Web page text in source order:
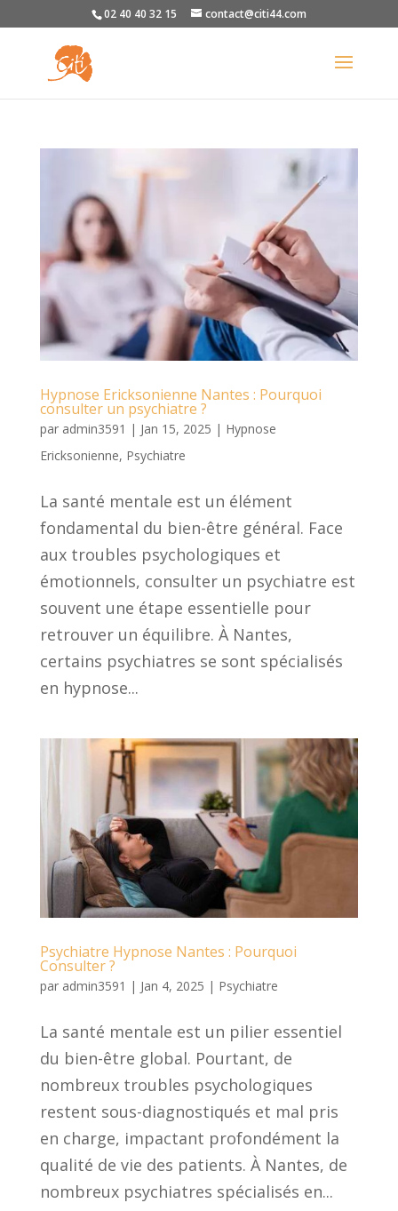
02 40 40 32 15 contact@citi44.com
Hypnose Ericksonienne Nantes : Pourquoi
consulter un psychiatre ?
par admin3591 | Jan 15, 2025 | Hypnose
Ericksonienne, Psychiatre
La santé mentale est un élément
fondamental du bien-être général. Face
aux troubles psychologiques et
émotionnels, consulter un psychiatre est
souvent une étape essentielle pour
retrouver un équilibre. À Nantes,
certains psychiatres se sont spécialisés
en hypnose...
Psychiatre Hypnose Nantes : Pourquoi
Consulter ?
par admin3591 | Jan 4, 2025 | Psychiatre
La santé mentale est un pilier essentiel
du bien-être global. Pourtant, de
nombreux troubles psychologiques
restent sous-diagnostiqués et mal pris
en charge, impactant profondément la
qualité de vie des patients. À Nantes, de
nombreux psychiatres spécialisés en...